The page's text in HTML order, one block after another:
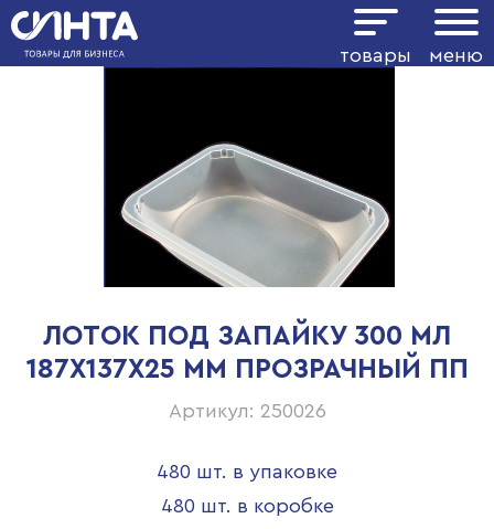
товары меню
ЛОТОК ПОД ЗАПАЙКУ 300 МЛ
187Х137Х25 ММ ПРОЗРАЧНЫЙ ПП
Артикул: 250026
480 шт. в упаковке
480 шт. в коробке